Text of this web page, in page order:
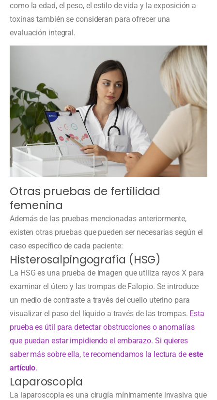
como la edad, el peso, el estilo de vida y la exposición a
toxinas también se consideran para ofrecer una
evaluación integral.
Otras pruebas de fertilidad
femenina
Además de las pruebas mencionadas anteriormente,
existen otras pruebas que pueden ser necesarias según el
caso específico de cada paciente:
Histerosalpingografía (HSG)
La HSG es una prueba de imagen que utiliza rayos X para
examinar el útero y las trompas de Falopio. Se introduce
un medio de contraste a través del cuello uterino para
visualizar el paso del líquido a través de las trompas. Esta
prueba es útil para detectar obstrucciones o anomalías
que puedan estar impidiendo el embarazo. Si quieres
saber más sobre ella, te recomendamos la lectura de este
artículo.
Laparoscopia
La laparoscopia es una cirugía mínimamente invasiva que